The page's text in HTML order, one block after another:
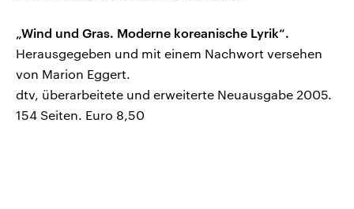
„Wind und Gras. Moderne koreanische Lyrik“.
Herausgegeben und mit einem Nachwort versehen
von Marion Eggert.
dtv, überarbeitete und erweiterte Neuausgabe 2005.
154 Seiten. Euro 8,50